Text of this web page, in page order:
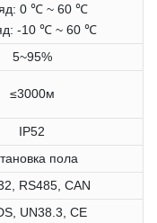
0 ℃ ~ 60 ℃
-10 ℃ ~ 60 ℃
5~95%
≤3000м
IP52
пола
RS485, CAN
UN38.3, CE